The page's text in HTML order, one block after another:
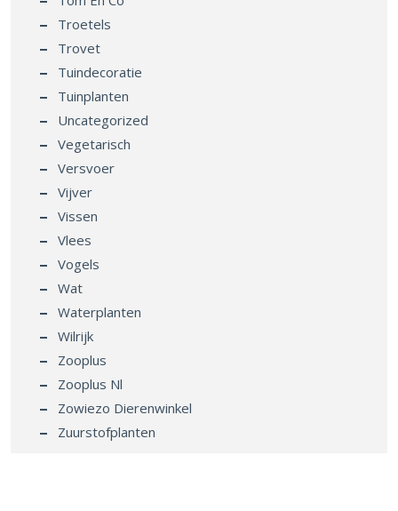
Troetels
Trovet
Tuindecoratie
Tuinplanten
Uncategorized
Vegetarisch
Versvoer
Vijver
Vissen
Vlees
Vogels
Wat
Waterplanten
Wilrijk
Zooplus
Zooplus Nl
Zowiezo Dierenwinkel
Zuurstofplanten